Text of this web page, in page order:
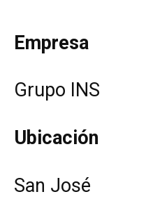
Empresa
Grupo INS
Ubicación
San José